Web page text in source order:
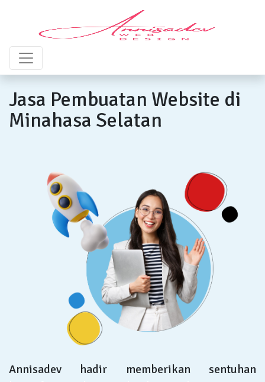
Jasa Pembuatan Website di
Minahasa Selatan
Annisadev hadir memberikan sentuhan